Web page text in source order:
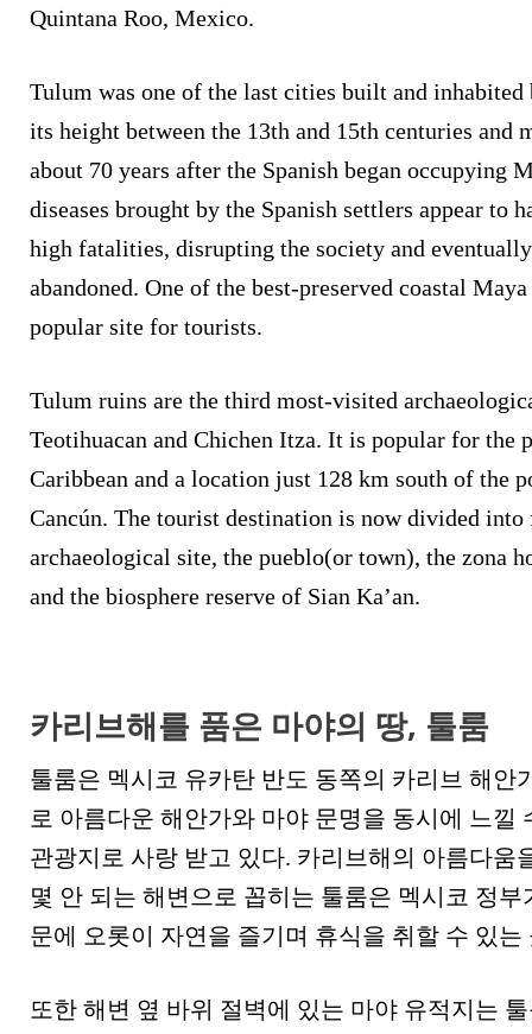
Quintana Roo, Mexico.
Tulum was one of the last cities built and
its height between the 13th and 15th centuries and
about 70 years after the Spanish began occupying
diseases brought by the Spanish settlers appear to
high fatalities, disrupting the society and
abandoned. One of the best-preserved coastal
popular site for tourists.
Tulum ruins are the third most-visited
Teotihuacan and Chichen Itza. It is popular for the
Caribbean and a location just 128 km south of the
Cancún. The tourist destination is now divided into
archaeological site, the pueblo(or town), the zona
and the biosphere reserve of Sian Ka’an.
카리브해를 품은 마야의 땅, 툴룸
툴룸은 멕시코 유카탄 반도 동쪽의 카리브 해안
로 아름다운 해안가와 마야 문명을 동시에 느낄
관광지로 사랑 받고 있다. 카리브해의 아름다움
몇 안 되는 해변으로 꼽히는 툴룸은 멕시코 정
문에 오롯이 자연을 즐기며 휴식을 취할 수 있는
또한 해변 옆 바위 절벽에 있는 마야 유적지는